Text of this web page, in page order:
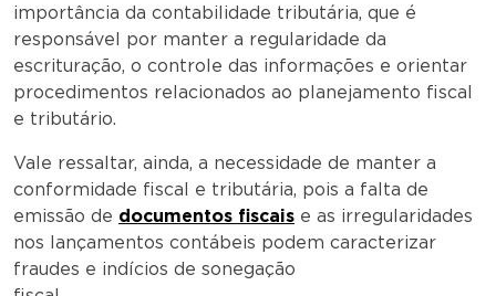
importância da contabilidade tributária, que é
responsável por manter a regularidade da
escrituração, o controle das informações e orientar
procedimentos relacionados ao planejamento fiscal
e tributário.
Vale ressaltar, ainda, a necessidade de manter a
conformidade fiscal e tributária, pois a falta de
emissão de documentos fiscais e as irregularidades
nos lançamentos contábeis podem caracterizar
fraudes e indícios de sonegação